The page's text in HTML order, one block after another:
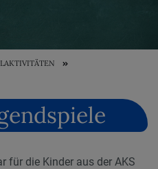
für die Kinder aus der AKS